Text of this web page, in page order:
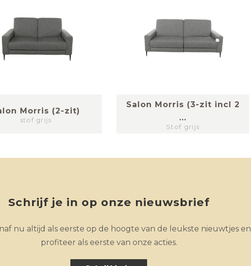
Morris (2-zit)
stof grijs
Salon Morris (3-zit incl 2
...
Stof grijs
Schrijf je in op onze nieuwsbrief
nu altijd als eerste op de hoogte van de leukste nieuwtjes en
profiteer als eerste van onze acties.